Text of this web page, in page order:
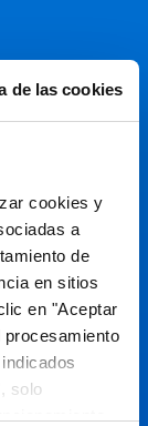
de las cookies
cookies y
a
de
en sitios
en "Aceptar
solo
sanitarios de
00103, SC-
ES-